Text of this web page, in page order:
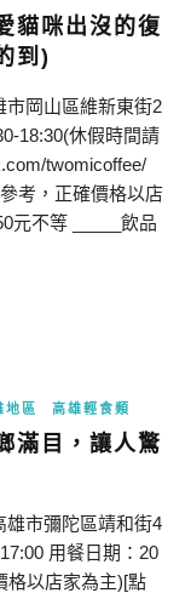
貓咪出沒的復
到)
市岡山區維新東街2
18:30(休假時間請
twomicoffee/
考，正確價格以店
元不等 _____飲品
地區 高雄輕食類
滿目，讓人驚
雄市彌陀區靖和街4
用餐日期：20
格以店家為主)[點